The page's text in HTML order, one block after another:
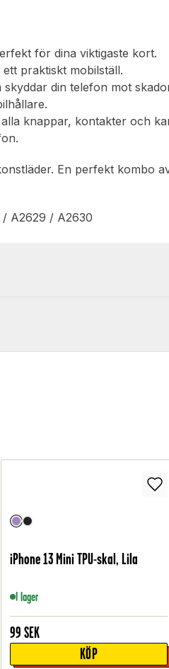
för dina viktigaste kort.
praktiskt mobilställ.
din telefon mot
knappar, kontakter och
En perfekt kombo
A2629 / A2630
iPhone 13 Mini TPU-skal, Lila
I lager
99 SEK
KÖP